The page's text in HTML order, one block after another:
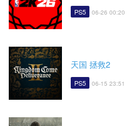
PS5 06-26 00:20
天国 拯救2
PS5 06-15 23:51